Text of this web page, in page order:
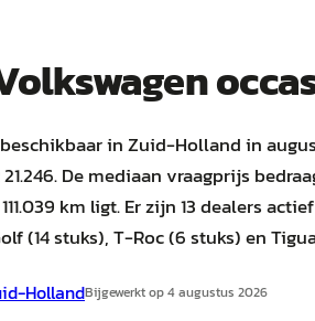
in Zuid-Holland in
De mediaan vraagprijs
km ligt. Er zijn 13 dealers
(14 stuks), T-Roc (6 stuks) en
HollandBijgewerkt op4 augustus 2026